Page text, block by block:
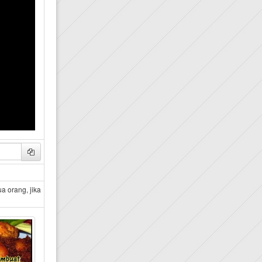
Copy
orang, jika